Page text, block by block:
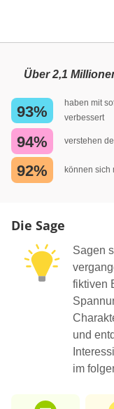
Über 2,1
93%
haben mit
verbessert
94% verstehen
92% können sich
Die Sage
Sagen
fiktiven
und
im